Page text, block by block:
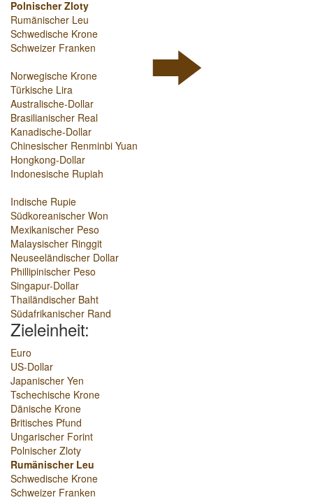
Polnischer Zloty
Rumänischer Leu
Schwedische Krone
Schweizer Franken
Norwegische Krone
Türkische Lira
Australische-Dollar
Brasilianischer Real
Kanadische-Dollar
Chinesischer Renminbi Yuan
Hongkong-Dollar
Indonesische Rupiah
Indische Rupie
Südkoreanischer Won
Mexikanischer Peso
Malaysischer Ringgit
Neuseeländischer Dollar
Phillipinischer Peso
Singapur-Dollar
Thailändischer Baht
Südafrikanischer Rand
Zieleinheit:
Euro
US-Dollar
Japanischer Yen
Tschechische Krone
Dänische Krone
Britisches Pfund
Ungarischer Forint
Polnischer Zloty
Rumänischer Leu
Schwedische Krone
Schweizer Franken